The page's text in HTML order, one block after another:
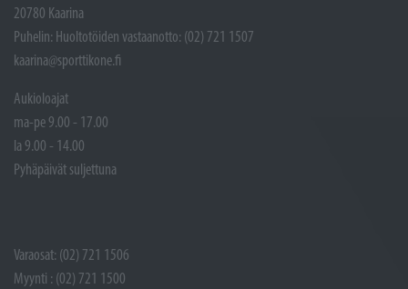
20780 Kaarina
Puhelin: Huoltotöiden vastaanotto: (02) 721 1507
kaarina@sporttikone.fi
Aukioloajat
ma-pe 9.00 - 17.00
la 9.00 - 14.00
Pyhäpäivät suljettuna
Varaosat: (02) 721 1506
Myynti : (02) 721 1500